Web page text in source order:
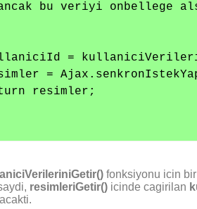
bu veriyi onbellege
=
=
resimler;
fonksiyonu icin
resimleriGetir() icinde cagirilan